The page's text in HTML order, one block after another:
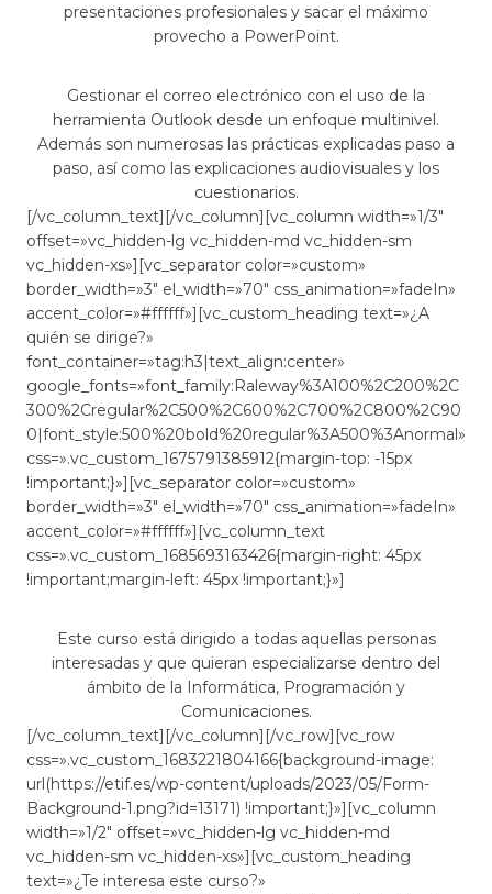
presentaciones profesionales y sacar el máximo
provecho a PowerPoint.
Gestionar el correo electrónico con el uso de la
herramienta Outlook desde un enfoque multinivel.
Además son numerosas las prácticas explicadas paso a
paso, así como las explicaciones audiovisuales y los
cuestionarios.
[/vc_column_text][/vc_column][vc_column width=»1/3″
offset=»vc_hidden-lg vc_hidden-md vc_hidden-sm
vc_hidden-xs»][vc_separator color=»custom»
border_width=»3″ el_width=»70″ css_animation=»fadeIn»
accent_color=»#ffffff»][vc_custom_heading text=»¿A
quién se dirige?»
font_container=»tag:h3|text_align:center»
google_fonts=»font_family:Raleway%3A100%2C200%2C
300%2Cregular%2C500%2C600%2C700%2C800%2C90
0|font_style:500%20bold%20regular%3A500%3Anormal»
css=».vc_custom_1675791385912{margin-top: -15px
!important;}»][vc_separator color=»custom»
border_width=»3″ el_width=»70″ css_animation=»fadeIn»
accent_color=»#ffffff»][vc_column_text
css=».vc_custom_1685693163426{margin-right: 45px
!important;margin-left: 45px !important;}»]
Este curso está dirigido a todas aquellas personas
interesadas y que quieran especializarse dentro del
ámbito de la Informática, Programación y
Comunicaciones.
[/vc_column_text][/vc_column][/vc_row][vc_row
css=».vc_custom_1683221804166{background-image:
url(https://etif.es/wp-content/uploads/2023/05/Form-
Background-1.png?id=13171) !important;}»][vc_column
width=»1/2″ offset=»vc_hidden-lg vc_hidden-md
vc_hidden-sm vc_hidden-xs»][vc_custom_heading
text=»¿Te interesa este curso?»